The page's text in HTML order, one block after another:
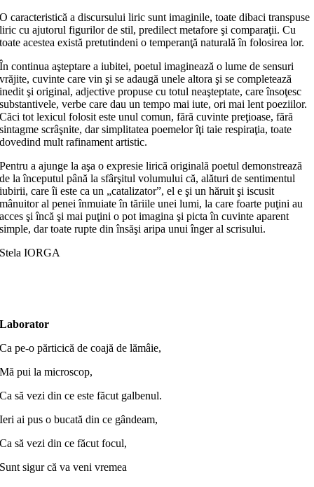
O caracteristică a discursului liric sunt imaginile, toate dibaci transpuse
liric cu ajutorul figurilor de stil, predilect metafore şi comparaţii. Cu
toate acestea există pretutindeni o temperanţă naturală în folosirea lor.
În continua aşteptare a iubitei, poetul imaginează o lume de sensuri
vrăjite, cuvinte care vin şi se adaugă unele altora şi se completează
inedit şi original, adjective propuse cu totul neaşteptate, care însoţesc
substantivele, verbe care dau un tempo mai iute, ori mai lent poeziilor.
Căci tot lexicul folosit este unul comun, fără cuvinte preţioase, fără
sintagme scrâşnite, dar simplitatea poemelor îţi taie respiraţia, toate
dovedind mult rafinament artistic.
Pentru a ajunge la aşa o expresie lirică originală poetul demonstrează
de la începutul până la sfârşitul volumului că, alături de sentimentul
iubirii, care îi este ca un „catalizator”, el e şi un hăruit şi iscusit
mânuitor al penei înmuiate în tăriile unei lumi, la care foarte puţini au
acces şi încă şi mai puţini o pot imagina şi picta în cuvinte aparent
simple, dar toate rupte din însăşi aripa unui înger al scrisului.
Stela IORGA
Laborator
Ca pe-o părticică de coajă de lămâie,
Mă pui la microscop,
Ca să vezi din ce este făcut galbenul.
Ieri ai pus o bucată din ce gândeam,
Ca să vezi din ce făcut focul,
Sunt sigur că va veni vremea